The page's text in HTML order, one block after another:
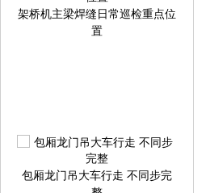
架桥机主梁焊缝日常巡检重点位
置
包厢龙门吊大车行走 不同步完
整